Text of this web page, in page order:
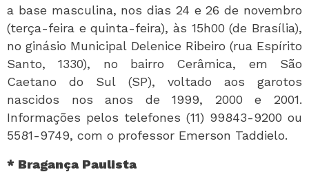
a base masculina, nos dias 24 e 26 de novembro
(terça-feira e quinta-feira), às 15h00 (de Brasília),
no ginásio Municipal Delenice Ribeiro (rua Espírito
Santo, 1330), no bairro Cerâmica, em São
Caetano do Sul (SP), voltado aos garotos
nascidos nos anos de 1999, 2000 e 2001.
Informações pelos telefones (11) 99843-9200 ou
5581-9749, com o professor Emerson Taddielo.
* Bragança Paulista